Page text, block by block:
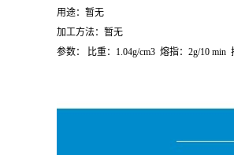
用途：暂无
加工方法：暂无
参数：
比重： 1.04g/cm3 熔指： 2g/10 min